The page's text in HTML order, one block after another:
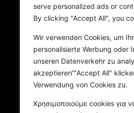
serve personalized ads or
By clicking "Accept All", you
Wir verwenden Cookies, um
personalisierte Werbung oder
unseren Datenverkehr zu
akzeptieren“"Accept All"
Verwendung von Cookies zu.
Χρησιμοποιούμε cookies για